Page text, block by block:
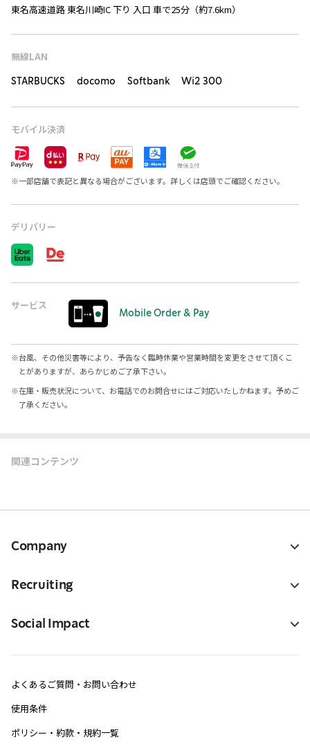
東名高速道路 東名川崎IC 下り 入口 車で25分（約7.6km）
無線LAN
STARBUCKS docomo Softbank Wi2 300
モバイル決済
※一部店舗で表記と異なる場合がございます。詳しくは店頭でご確認ください。
デリバリー
サービス
Mobile Order & Pay
※台風、その他災害等により、予告なく臨時休業や営業時間を変更をさせて頂くこ
とがありますが、あらかじめご了承下さい。
※在庫・販売状況について、お電話でのお問合せにはご対応いたしかねます。予めご
了承ください。
関連コンテンツ
Company
Recruiting
Social Impact
よくあるご質問・お問い合わせ
使用条件
ポリシー・約款・規約一覧